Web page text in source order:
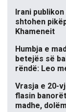
Irani
shtohen
Khameneit
Humbja e
betejës së
rëndë: Leo
Vrasja e 20-
flasin
madhe,